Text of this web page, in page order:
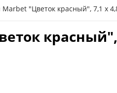
"Цветок красный", 7,1 х
красный",